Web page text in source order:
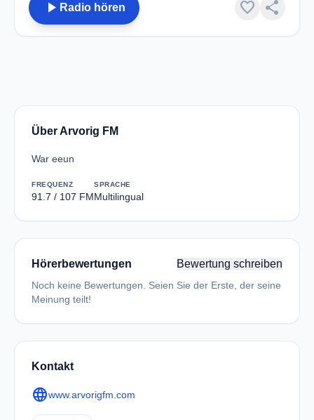
play_arrow Radio hören favorite share
Über Arvorig FM
War eeun
FREQUENZ
91.7 / 107 FM
SPRACHE
Multilingual
Hörerbewertungen Bewertung schreiben
Noch keine Bewertungen. Seien Sie der Erste, der seine
Meinung teilt!
Kontakt
languagewww.arvorigfm.com